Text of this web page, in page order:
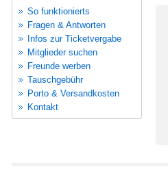
So funktionierts
Fragen & Antworten
Infos zur Ticketvergabe
Mitglieder suchen
Freunde werben
Tauschgebühr
Porto & Versandkosten
Kontakt